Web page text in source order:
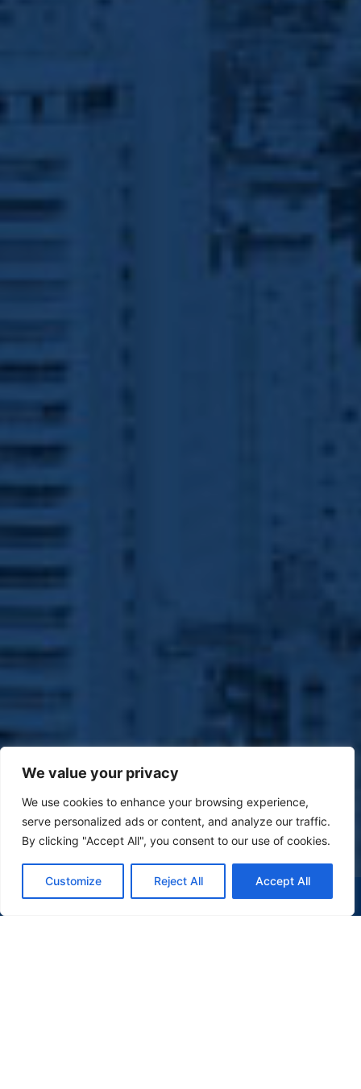
We value your privacy
We use cookies to enhance your browsing experience,
serve personalized ads or content, and analyze our traffic.
By clicking "Accept All", you consent to our use of cookies.
Customize Reject All Accept All
(47) 9 9977-7630